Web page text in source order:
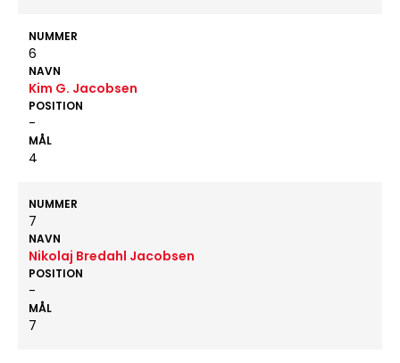
NUMMER
6
NAVN
Kim G. Jacobsen
POSITION
-
MÅL
4
NUMMER
7
NAVN
Nikolaj Bredahl Jacobsen
POSITION
-
MÅL
7